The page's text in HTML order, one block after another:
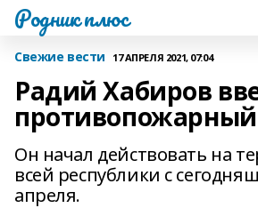
Родник плюс
Свежие вести 17 АПРЕЛЯ 2021, 07:04
Радий Хабиров
Он начал действовать на
всей республики с
апреля.